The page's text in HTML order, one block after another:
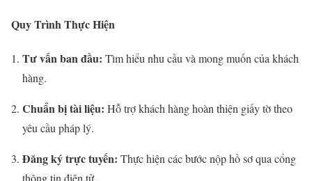
Quy Trình Thực Hiện
Tư vấn ban đầu: Tìm hiểu nhu cầu và mong muốn của khách
hàng.
Chuẩn bị tài liệu: Hỗ trợ khách hàng hoàn thiện giấy tờ theo
yêu cầu pháp lý.
Đăng ký trực tuyến: Thực hiện các bước nộp hồ sơ qua cổng
thông tin điện tử.